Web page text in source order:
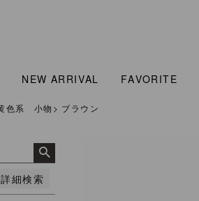
NEW ARRIVAL FAVORITE
色系 小物 ブラウン
詳細検索
順